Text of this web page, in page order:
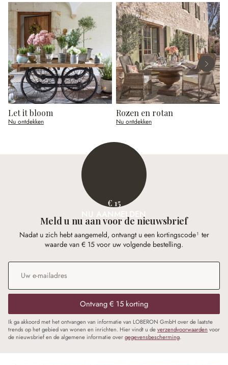
Let it bloom
Nu ontdekken
Rozen en rotan
Nu ontdekken
€ 15
NU AANMELDEN
Meld u nu aan voor de nieuwsbrief
Nadat u zich hebt aangemeld, ontvangt u een kortingscode¹ ter
waarde van € 15 voor uw volgende bestelling.
E-mailadres
Ontvang € 15 korting
Ik ga akkoord met het ontvangen van informatie van LOBERON GmbH over de laatste
trends op het gebied van wonen en inrichten. Hier vindt u deverzendvoorwaarden voor
de nieuwsbrief en de algemene informatie overgegevensbescherming.